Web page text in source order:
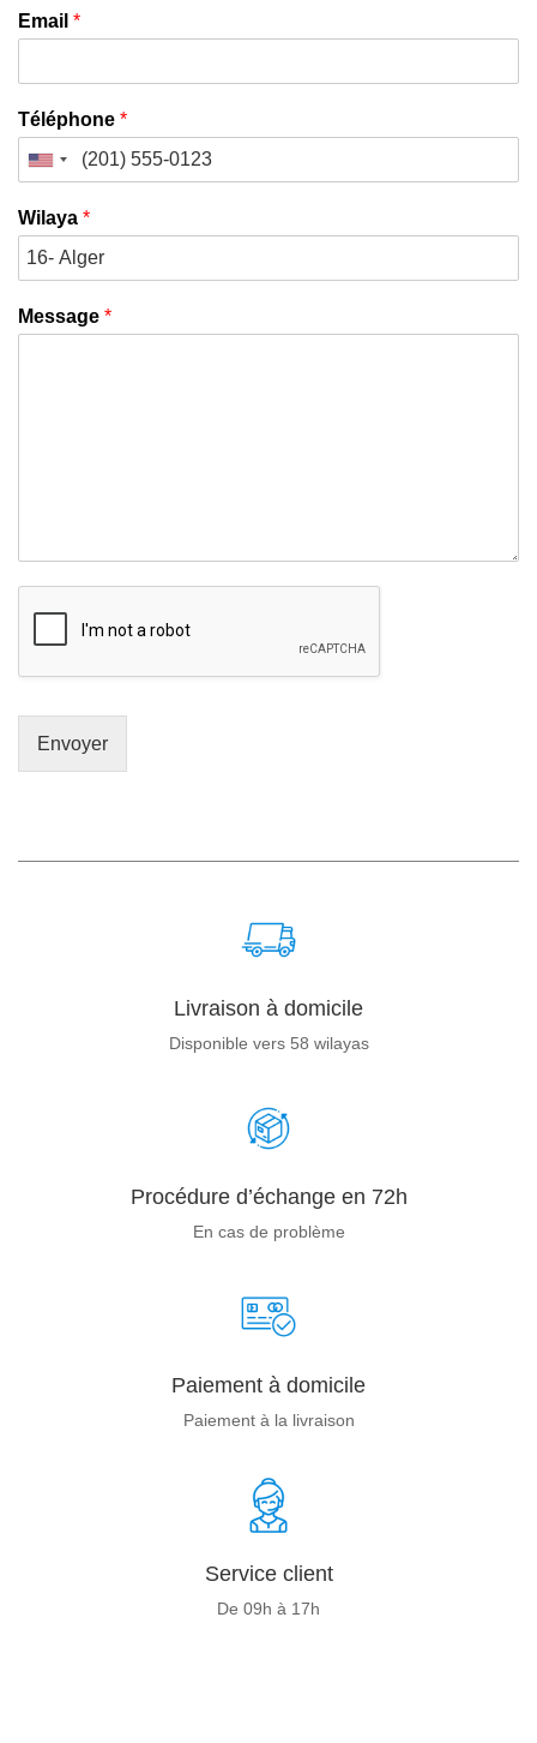
Email *
Téléphone *
Wilaya *
Message *
Envoyer
Livraison à domicile
Disponible vers 58 wilayas
Procédure d’échange en 72h
En cas de problème
Paiement à domicile
Paiement à la livraison
Service client
De 09h à 17h